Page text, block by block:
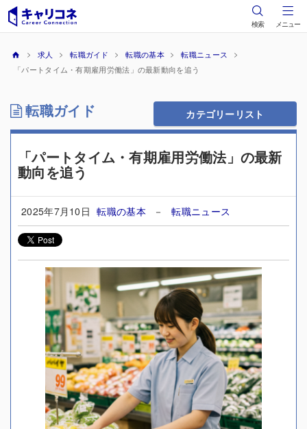
検索 メニュー
求人 転職ガイド 転職の基本
転職ニュース
「パートタイム・有期雇用労働法」の最新動向を追う
転職ガイド カテゴリーリスト
「パートタイム・有期雇用労働法」の最新
動向を追う
2025年7月10日 転職の基本 －転職ニュース